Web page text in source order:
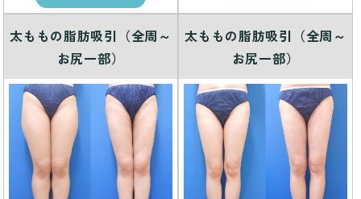
太ももの脂肪吸引（全周～
お尻一部）
太ももの脂肪吸引（全周～
お尻一部）